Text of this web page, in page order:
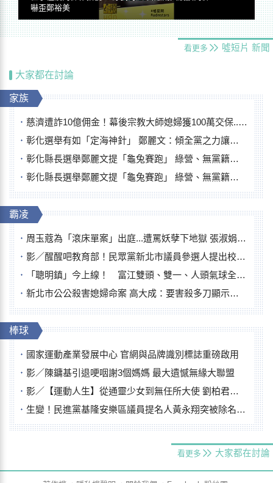
嚇歪鄭裕美
看更多 噓短片 新聞
大家都在討論
家族
慈濟遭詐10億佣金！幕後宗教大師媳婦獲100萬交保...快步奔離不發一語
彰化選舉有如「定海神針」 鄭麗文：傾全黨之力讓彰化贏
彰化縣長選舉鄭麗文提「龜兔賽跑」 綠營、無黨籍忙否認是烏龜
彰化縣長選舉鄭麗文提「龜兔賽跑」 綠營、無黨籍忙否認是烏龜
霸凌
周玉蔻為「滾床單案」出庭...遭罵妖孽下地獄 張淑娟批：舌頭殺人有罪
影／醒醒吧教育部！民眾黨新北市議員參選人提出校園反毒防線升級政見
「聰明鎮」今上線！ 富江雙頭、雙一、人頭氣球全登場
新北市公公殺害媳婦命案 高大成：要害殺多刀顯示怨恨深
棒球
國家運動產業發展中心 官網與品牌識別標誌重磅啟用
影／陳鏞基引退哽咽謝3個媽媽 最大遺憾無緣大聯盟
影／【運動人生】從通靈少女到無任所大使 劉柏君女裁判人生國際發光
生變！民進黨基隆安樂區議員提名人黃永翔突被除名 將另提他人
看更多 大家都在討論